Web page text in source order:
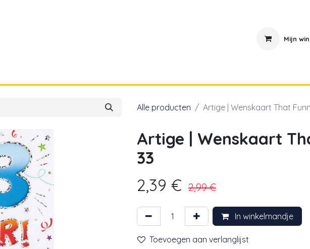
Mijn
Alle producten Artige | Wenskaart That
Artige | Wenskaart
33
2,39 € 2,99€
In winkelmandje
Toevoegen aan verlanglijst